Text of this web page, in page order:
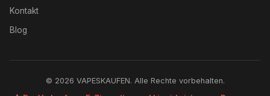
Kontakt
Blog
© 2026 VAPESKAUFEN. Alle Rechte vorbehalten.